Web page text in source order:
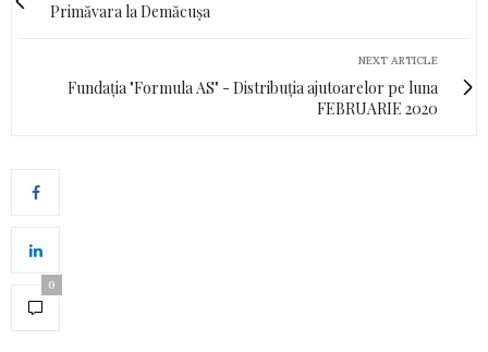
Primăvara la Demăcușa
NEXT ARTICLE
Fundația "Formula AS" - Distribuția ajutoarelor pe luna
FEBRUARIE 2020
0